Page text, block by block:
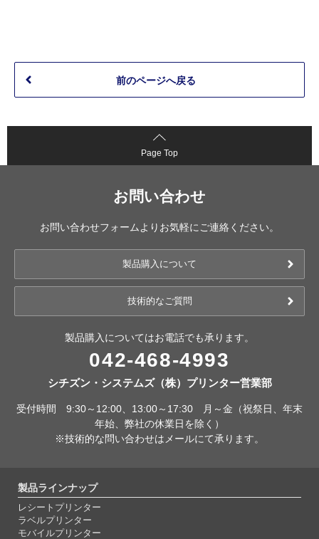
前のページへ戻る
Page Top
お問い合わせ
お問い合わせフォームよりお気軽にご連絡ください。
製品購入について
技術的なご質問
製品購入についてはお電話でも承ります。
042-468-4993
シチズン・システムズ（株）プリンター営業部
受付時間 9:30～12:00、13:00～17:30 月～金（祝祭日、年末
年始、弊社の休業日を除く）
※技術的な問い合わせはメールにて承ります。
製品ラインナップ
レシートプリンター
ラベルプリンター
モバイルプリンター